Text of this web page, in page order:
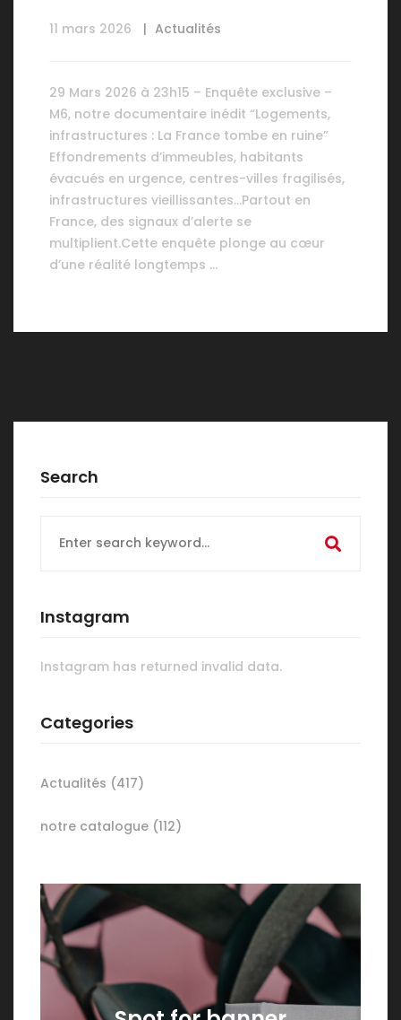
11 mars 2026 Actualités
29 Mars 2026 à 23h15 – Enquête exclusive –
M6, notre documentaire inédit “Logements,
infrastructures : La France tombe en ruine”
Effondrements d’immeubles, habitants
évacués en urgence, centres-villes fragilisés,
infrastructures vieillissantes…Partout en
France, des signaux d’alerte se
multiplient.Cette enquête plonge au cœur
d’une réalité longtemps …
Search
for:
Instagram
Instagram has returned invalid data.
Categories
Actualités (417)
notre catalogue (112)